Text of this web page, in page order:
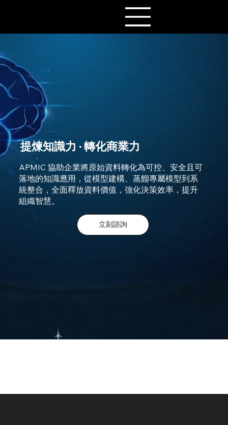
提煉知識力 · 轉化商業力
APMIC 協助企業將原始資料轉化為可控、安全且可
落地的知識應用，從模型建構、蒸餾專屬模型到系
統整合，全面釋放資料價值，強化決策效率，提升
組織智慧。
立刻諮詢